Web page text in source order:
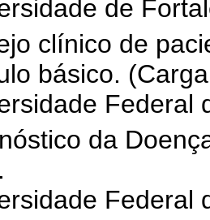
de
clínico de
básico.
Federal
da
Federal